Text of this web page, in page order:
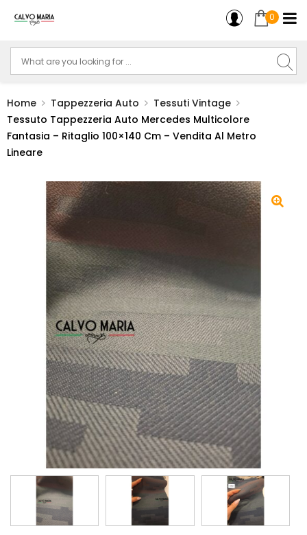
0
Home Tappezzeria Auto
Tessuti Vintage
Tessuto Tappezzeria Auto Mercedes Multicolore
Fantasia – Ritaglio 100×140 Cm – Vendita Al Metro
Lineare